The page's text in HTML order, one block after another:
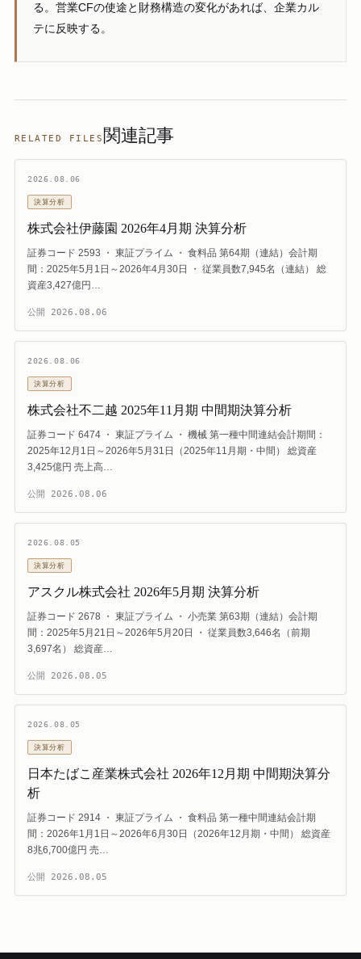
る。営業CFの使途と財務構造の変化があれば、企業カル
テに反映する。
RELATED FILES 関連記事
2026.08.06
決算分析
株式会社伊藤園 2026年4月期 決算分析
証券コード 2593 ・ 東証プライム ・ 食料品 第64期（連結）会計期
間：2025年5月1日～2026年4月30日 ・ 従業員数7,945名（連結） 総
資産3,427億円…
公開 2026.08.06
2026.08.06
決算分析
株式会社不二越 2025年11月期 中間期決算分析
証券コード 6474 ・ 東証プライム ・ 機械 第一種中間連結会計期間：
2025年12月1日～2026年5月31日（2025年11月期・中間） 総資産
3,425億円 売上高…
公開 2026.08.06
2026.08.05
決算分析
アスクル株式会社 2026年5月期 決算分析
証券コード 2678 ・ 東証プライム ・ 小売業 第63期（連結）会計期
間：2025年5月21日～2026年5月20日 ・ 従業員数3,646名（前期
3,697名） 総資産…
公開 2026.08.05
2026.08.05
決算分析
日本たばこ産業株式会社 2026年12月期 中間期決算分
析
証券コード 2914 ・ 東証プライム ・ 食料品 第一種中間連結会計期
間：2026年1月1日～2026年6月30日（2026年12月期・中間） 総資産
8兆6,700億円 売…
公開 2026.08.05